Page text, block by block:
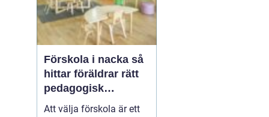
Förskola i nacka så
hittar föräldrar rätt
pedagogisk
trygghet
Att välja förskola är ett